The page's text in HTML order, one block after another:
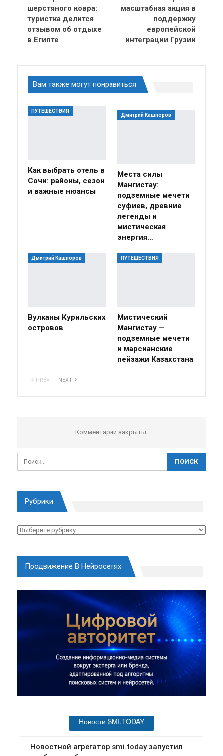
шерстяного ковра:
туристка делится
отзывом об отдыхе
в Египте
масштабная акция в
поддержку
европейской
интеграции Грузии
Вам также могут понравиться
ПУТЕШЕСТВИЯ
Как выбрать отель в
Сочи: районы, сезон
и важные нюансы
Дмитрий Кашпоров
Места силы
Мангистау:
подземные мечети
суфиев, древние
легенды и
мистическая
энергия…
Дмитрий Кашпоров
Вулканы Курильских
островов
ПУТЕШЕСТВИЯ
Мистический
Мангистау —
подземные мечети
и марсианские
пейзажи Казахстана
PREV NEXT
Комментарии закрыты.
Рубрики
Рубрики
Продвижение В Нейросетях